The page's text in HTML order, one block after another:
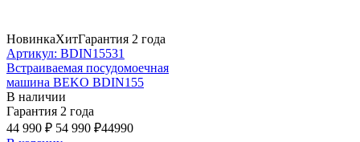
НовинкаХитГарантия 2 года
Артикул: BDIN15531
Встраиваемая посудомоечная
машина BEKO BDIN155
В наличии
Гарантия 2 года
44 990 ₽ 54 990 ₽44990